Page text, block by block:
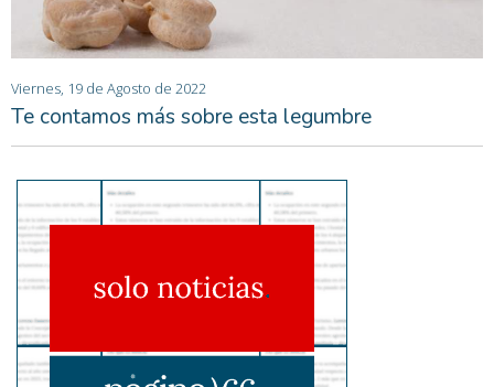
Viernes, 19 de Agosto de 2022
Te contamos más sobre esta legumbre